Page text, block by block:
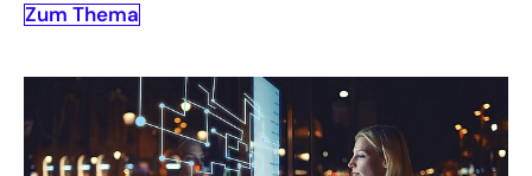
Zum Thema